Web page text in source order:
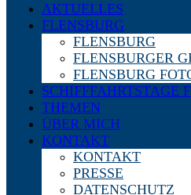
AKTUELLES
FLENSBURG
FLENSBURG
FLENSBURGER
FLENSBURG
SCHIFFFAHRTSTAGE
THEMEN
ÜBER MICH
KONTAKT
KONTAKT
PRESSE
DATENSCHUTZ